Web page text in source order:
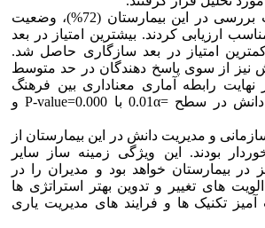
اکثر افراد تحت بررسی در اين بيمارستان (72%)، وضعيت
ارزيابی کردند. بيشترين امتياز در بعد
امتياز در بعد سازگاری حاصل شد.
نيز از سوی پاسخ دهندگان در حد متوسط
شد(63%). در نهايت رابطه آماری معناداری بين فرهنگ
سازمانی و مديريت دانش در سطح =0.01α با P-value=0.000 و
و مديريت دانش در اين بيمارستان از
بودند. اين ويژگی زمينه ساز ساير
در بيمارستان خواهد بود و مديران را در
های تغيير و تدوين بهتر استراتژی ها
تکنيک ها و فرايند های مديريت ياری